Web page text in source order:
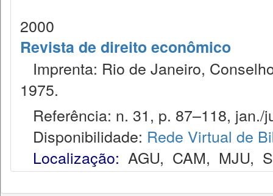
2000
Revista de direito econômico
Imprenta: Rio de Janeiro,
1975.
Referência: n. 31, p. 87–118, jan./
Disponibilidade: Rede Virtual de
Localização: AGU, CAM, MJU,